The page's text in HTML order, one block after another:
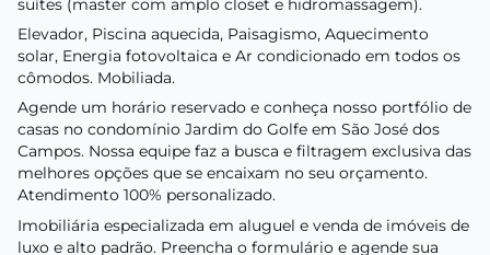
suítes (master com amplo closet e hidromassagem).
Elevador, Piscina aquecida, Paisagismo, Aquecimento
solar, Energia fotovoltaica e Ar condicionado em todos os
cômodos. Mobiliada.
Agende um horário reservado e conheça nosso portfólio de
casas no condomínio Jardim do Golfe em São José dos
Campos. Nossa equipe faz a busca e filtragem exclusiva das
melhores opções que se encaixam no seu orçamento.
Atendimento 100% personalizado.
Imobiliária especializada em aluguel e venda de imóveis de
luxo e alto padrão. Preencha o formulário e agende sua